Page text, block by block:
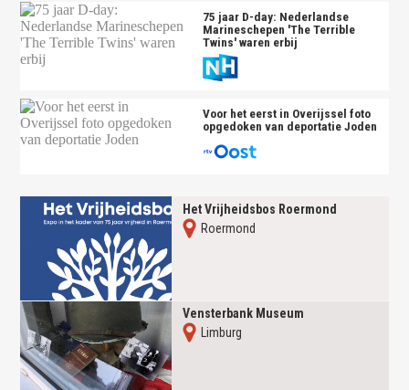
75 jaar D-day: Nederlandse
Marineschepen 'The Terrible
Twins' waren erbij
Voor het eerst in Overijssel foto
opgedoken van deportatie Joden
Het Vrij­heids­bos Roer­mond
Roermond
Ven­ster­bank Mu­se­um
Limburg